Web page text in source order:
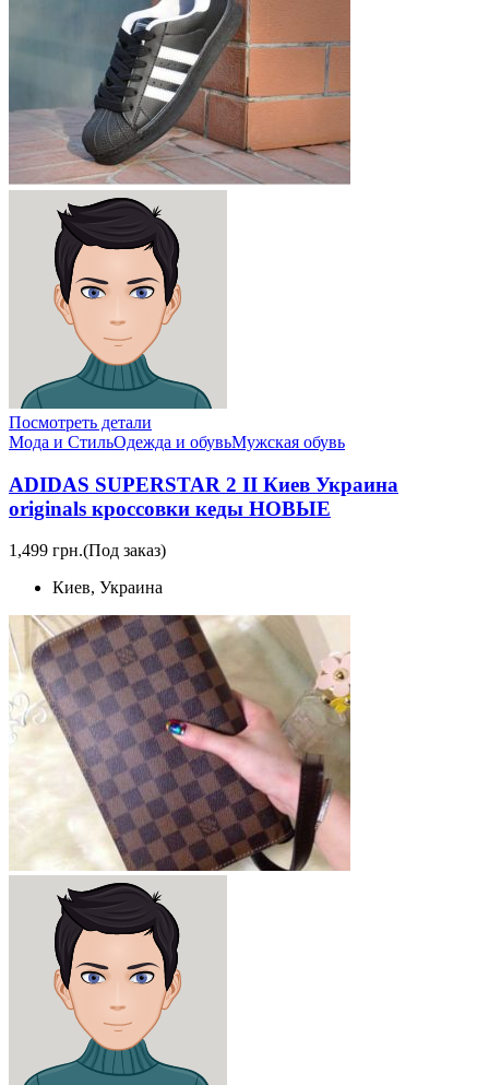
Посмотреть детали
Мода и СтильОдежда и обувьМужская обувь
ADIDAS SUPERSTAR 2 II Киев Украина
originals кроссовки кеды НОВЫЕ
1,499 грн.(Под заказ)
Киев, Украина